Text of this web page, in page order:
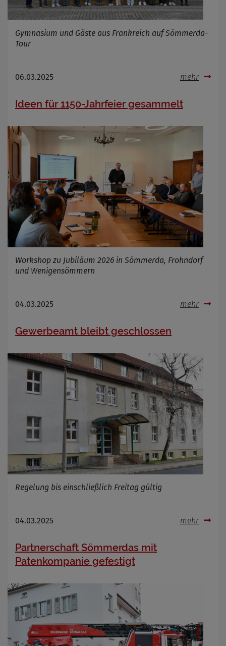
Gymnasium und Gäste aus Frankreich auf Sömmerda-
Tour
06.03.2025 mehr
Ideen für 1150-Jahrfeier gesammelt
Workshop zu Jubiläum 2026 in Sömmerda, Frohndorf
und Wenigensömmern
04.03.2025 mehr
Gewerbeamt bleibt geschlossen
Regelung bis einschließlich Freitag gültig
04.03.2025 mehr
Partnerschaft Sömmerdas mit
Patenkompanie gefestigt